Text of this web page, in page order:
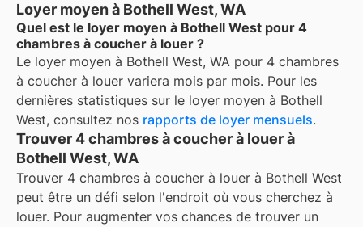
Loyer moyen à Bothell West, WA
Quel est le loyer moyen à Bothell West pour 4
chambres à coucher à louer ?
Le loyer moyen à Bothell West, WA pour 4 chambres
à coucher à louer variera mois par mois. Pour les
dernières statistiques sur le loyer moyen à Bothell
West, consultez nos rapports de loyer mensuels.
Trouver 4 chambres à coucher à louer à
Bothell West, WA
Trouver 4 chambres à coucher à louer à Bothell West
peut être un défi selon l'endroit où vous cherchez à
louer. Pour augmenter vos chances de trouver un